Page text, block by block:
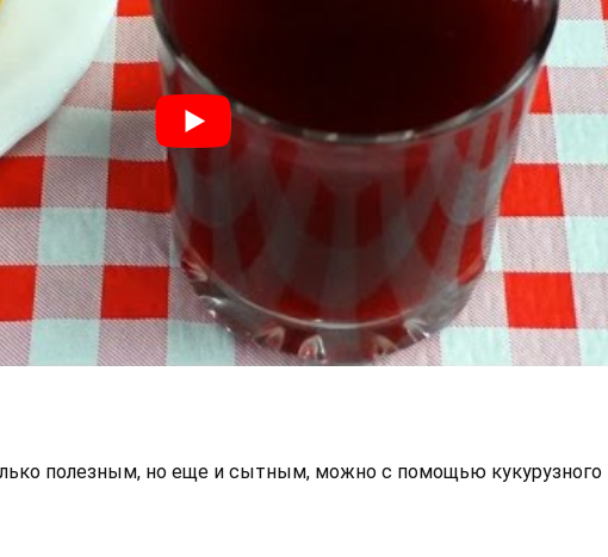
полезным, но еще и сытным, можно с помощью кукурузного